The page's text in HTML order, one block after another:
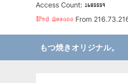
Access Count:
From
もつ焼きオリジナル。